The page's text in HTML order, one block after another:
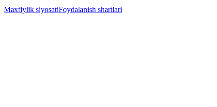
Maxfiylik siyosatiFoydalanish shartlari